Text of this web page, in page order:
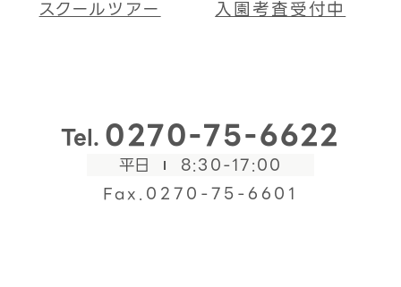
スクールツアー
入園考査受付中
Tel. 0270-75-6622
平日
8:30-17:00
Fax.0270-75-6601